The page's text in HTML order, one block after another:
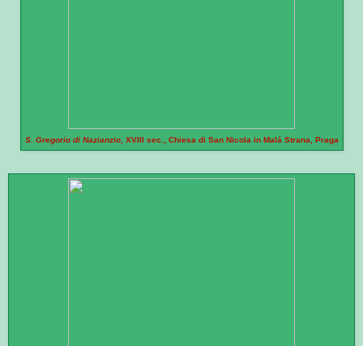
S. Gregorio di Nazianzio, XVIII sec., Chiesa di San Nicola in Malá Strana, Praga